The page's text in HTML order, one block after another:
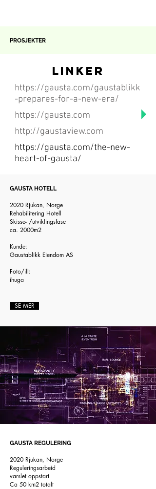
PROSJEKTER
Linker
https://gausta.com/gaustablikk
-prepares-for-a-new-era/
https://gausta.com
http://gaustaview.com
https://gausta.com/the-new-
heart-of-gausta/
GAUSTA HOTELL
2020 Rjukan, Norge
​Rehabilitering Hotell
Skisse- /utviklingsfase
ca. 2000m2
Kunde:
Gaustablikk Eiendom AS
Foto/ill:
ihuga
SE MER
GAUSTA REGULERING
2020 Rjukan, Norge
Reguleringsarbeid
varslet oppstart
​Ca 50 km2 totalt